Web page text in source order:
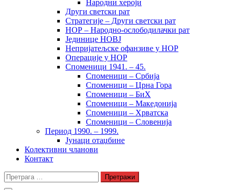
Народни хероји
Други светски рат
Стратегије – Други светски рат
НОР – Народно-ослободилачки рат
Јединице НОВЈ
Непријатељске офанзиве у НОР
Операције у НОР
Споменици 1941. – 45.
Споменици – Србија
Споменици – Црна Гора
Споменици – БиХ
Споменици – Македонија
Споменици – Хрватска
Споменици – Словенија
Период 1990. – 1999.
Јунаци отаџбине
Колективни чланови
Контакт
Претрага
за: